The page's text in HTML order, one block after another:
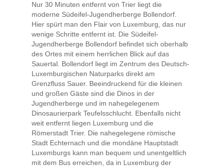
Nur 30 Minuten entfernt von Trier liegt die
moderne Südeifel-Jugendherberge Bollendorf.
Hier spürt man den Flair von Luxemburg, das nur
wenige Schritte entfernt ist. Die Südeifel-
Jugendherberge Bollendorf befindet sich oberhalb
des Ortes mit einem herrlichen Blick auf das
Sauertal. Bollendorf liegt im Zentrum des Deutsch-
Luxemburgischen Naturparks direkt am
Grenzfluss Sauer. Beeindruckend für die kleinen
und großen Gäste sind die Dinos in der
Jugendherberge und im nahegelegenem
Dinosaurierpark Teufelsschlucht. Ebenfalls nicht
weit entfernt liegen Luxemburg und die
Römerstadt Trier. Die nahegelegene römische
Stadt Echternach und die mondäne Hauptstadt
Luxemburgs kann man bequem und unentgeltlich
mit dem Bus erreichen, da in Luxemburg der